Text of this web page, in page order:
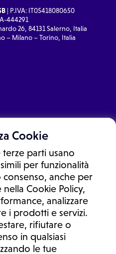
Cookie
parti usano
per funzionalità
anche per
Cookie Policy,
analizzare
i prodotti e servizi.
rifiutare o
in qualsiasi
le tue
| P.IVA: IT05418080650
444291
26, 84131 Salerno, Italia
– Milano – Torino, Italia
sito non sono un consulto medico.
sostituiscono un consulto, una
Non si devono considerare
per la formulazione di
un trattamento o l'assunzione o
prima consultare un medico di
o uno specialista.
Policy |Gestione cookie